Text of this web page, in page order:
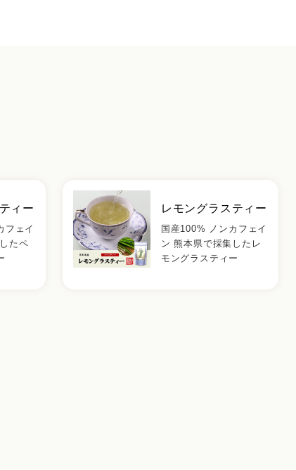
ィー
フェイ
たペ
レモングラスティー
国産100% ノンカフェイ
ン 熊本県で採集したレ
モングラスティー